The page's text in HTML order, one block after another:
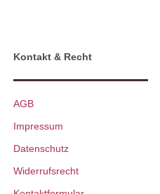
Kontakt & Recht
AGB
Impressum
Datenschutz
Widerrufsrecht